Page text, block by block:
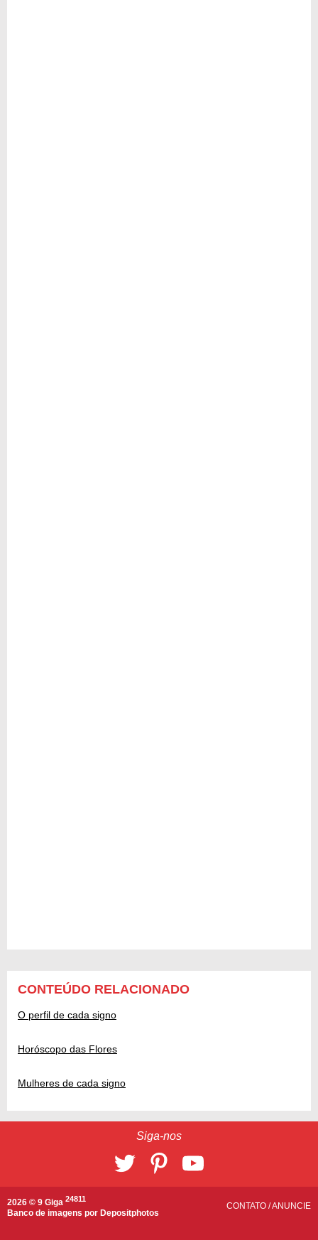
CONTEÚDO RELACIONADO
O perfil de cada signo
Horóscopo das Flores
Mulheres de cada signo
Siga-nos
2026 © 9 Giga 24811
Banco de imagens por Depositphotos
CONTATO /ANUNCIE